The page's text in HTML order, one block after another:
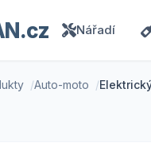
Nářadí
Auto-moto